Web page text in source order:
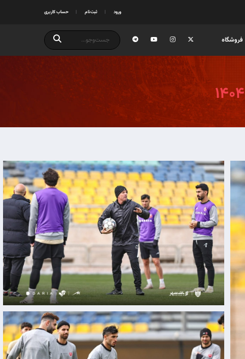
ورود ثبت‌نام حساب کاربری
فروشگاه
۱۴۰۴